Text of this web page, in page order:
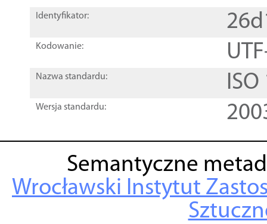
Identyfikator:
Kodowanie:
Nazwa standardu:
Wersja standardu:
Semantyczne
Wrocławski Instytut